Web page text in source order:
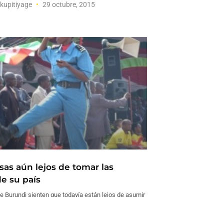
29 octubre, 2015
aún lejos de tomar las
su país
Burundi sienten que todavía están lejos de asumir